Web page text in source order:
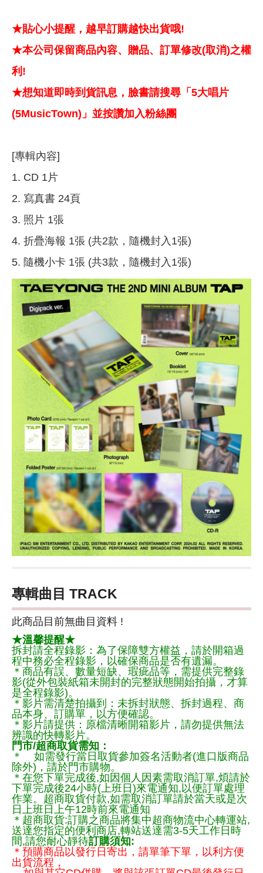
★貼心小提醒，越早訂購越快出貨哦!
★本公司保留商品內容、贈品、訂單修改(取消)之權
利!
★想知道即時到貨訊息，臉書請搜尋「5大唱片
(5MusicTown)」並按讚加入粉絲團
[專輯內容]
1. CD 1片
2. 寫真書 24頁
3. 照片 1張
4. 折疊海報 1張 (共2款，隨機封入1張)
5. 隨機小卡 1張 (共3款，隨機封入1張)
專輯曲目 TRACK
此商品目前無曲目資料 !
★溫馨提醒★
拆封請全程錄影：為了保障雙方權益，請於開箱過
程中務必全程錄影，以確保商品是否有遺漏。
＊商品有誤、數量短缺、瑕疵品等，需提供完整錄
影(從外包裝紙箱未開封的完整狀態開始拍攝，才算
是全程錄影)。
＊影片需清楚拍攝到：未拆封狀態、拆封過程、商
品本身、訂購單，以方便確認。
＊影片請提供：原檔清晰開箱影片，請勿提供無法
辨識的快轉影片。
門市/超商取貨需知：
＊ 如需發行當日取貨參加簽名活動者(進口版商品
除外)，請於門市購物。
＊在您下單完成後,如因個人因素需取消訂單,煩請於
下單完成後24小時(上班日)來電通知,以便訂單處理
作業。超商取貨付款,如需取消訂單請於當天或是次
日上班日上午12時前來電通知
＊超商取貨:訂購之商品將集中超商物流中心轉運站,
送達您指定的便利商店,轉站送達需3-5天工作日時
間,請您耐心靜待訂購須知:
＊預購商品以發行日寄出，請單筆下單，以利方便
出貨流程，